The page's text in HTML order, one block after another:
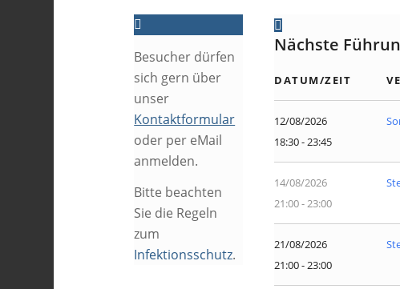
Besucher dürfen
sich gern über
unser
Kontaktformular
oder per eMail
anmelden.
Bitte beachten
Sie die Regeln
zum
Infektionsschutz.
Nächste
DATUM/ZEIT
12/08/2026
18:30 - 23:45
14/08/2026
21:00 - 23:00
21/08/2026
21:00 - 23:00